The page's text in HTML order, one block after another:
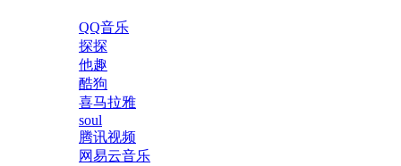
QQ音乐
探探
他趣
酷狗
喜马拉雅
soul
腾讯视频
网易云音乐